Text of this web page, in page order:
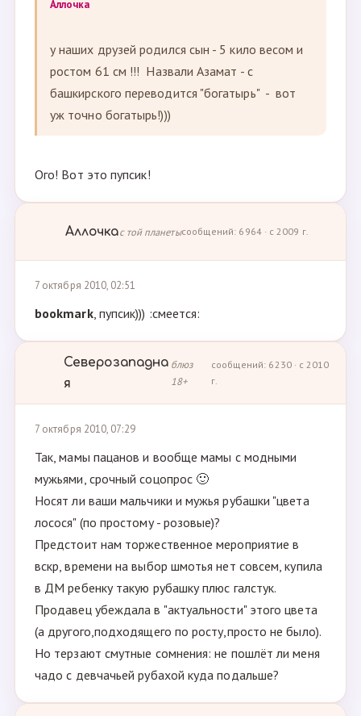
Аллочка
у наших друзей родился сын - 5 кило весом и
ростом 61 см !!! Назвали Азамат - с
башкирского переводится "богатырь" - вот
уж точно богатырь!)))
Ого! Вот это пупсик!
Аллочкас той планетысообщений: 6964 · с 2009 г.
7 октября 2010, 02:51
bookmark, пупсик))) :смеется:
Северозападна
я
блюз
18+
сообщений: 6230 · с 2010
г.
7 октября 2010, 07:29
Так, мамы пацанов и вообще мамы с модными
мужьями, срочный соцопрос 🙂
Носят ли ваши мальчики и мужья рубашки "цвета
лосося" (по простому - розовые)?
Предстоит нам торжественное мероприятие в
вскр, времени на выбор шмотья нет совсем, купила
в ДМ ребенку такую рубашку плюс галстук.
Продавец убеждала в "актуальности" этого цвета
(а другого,подходящего по росту,просто не было).
Но терзают смутные сомнения: не пошлёт ли меня
чадо с девчачьей рубахой куда подальше?